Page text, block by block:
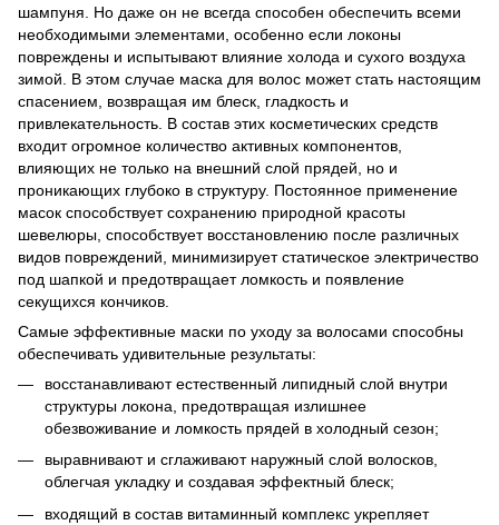
шампуня. Но даже он не всегда способен обеспечить всеми
необходимыми элементами, особенно если локоны
повреждены и испытывают влияние холода и сухого воздуха
зимой. В этом случае маска для волос может стать настоящим
спасением, возвращая им блеск, гладкость и
привлекательность. В состав этих косметических средств
входит огромное количество активных компонентов,
влияющих не только на внешний слой прядей, но и
проникающих глубоко в структуру. Постоянное применение
масок способствует сохранению природной красоты
шевелюры, способствует восстановлению после различных
видов повреждений, минимизирует статическое электричество
под шапкой и предотвращает ломкость и появление
секущихся кончиков.
Самые эффективные маски по уходу за волосами способны
обеспечивать удивительные результаты:
восстанавливают естественный липидный слой внутри
структуры локона, предотвращая излишнее
обезвоживание и ломкость прядей в холодный сезон;
выравнивают и сглаживают наружный слой волосков,
облегчая укладку и создавая эффектный блеск;
входящий в состав витаминный комплекс укрепляет